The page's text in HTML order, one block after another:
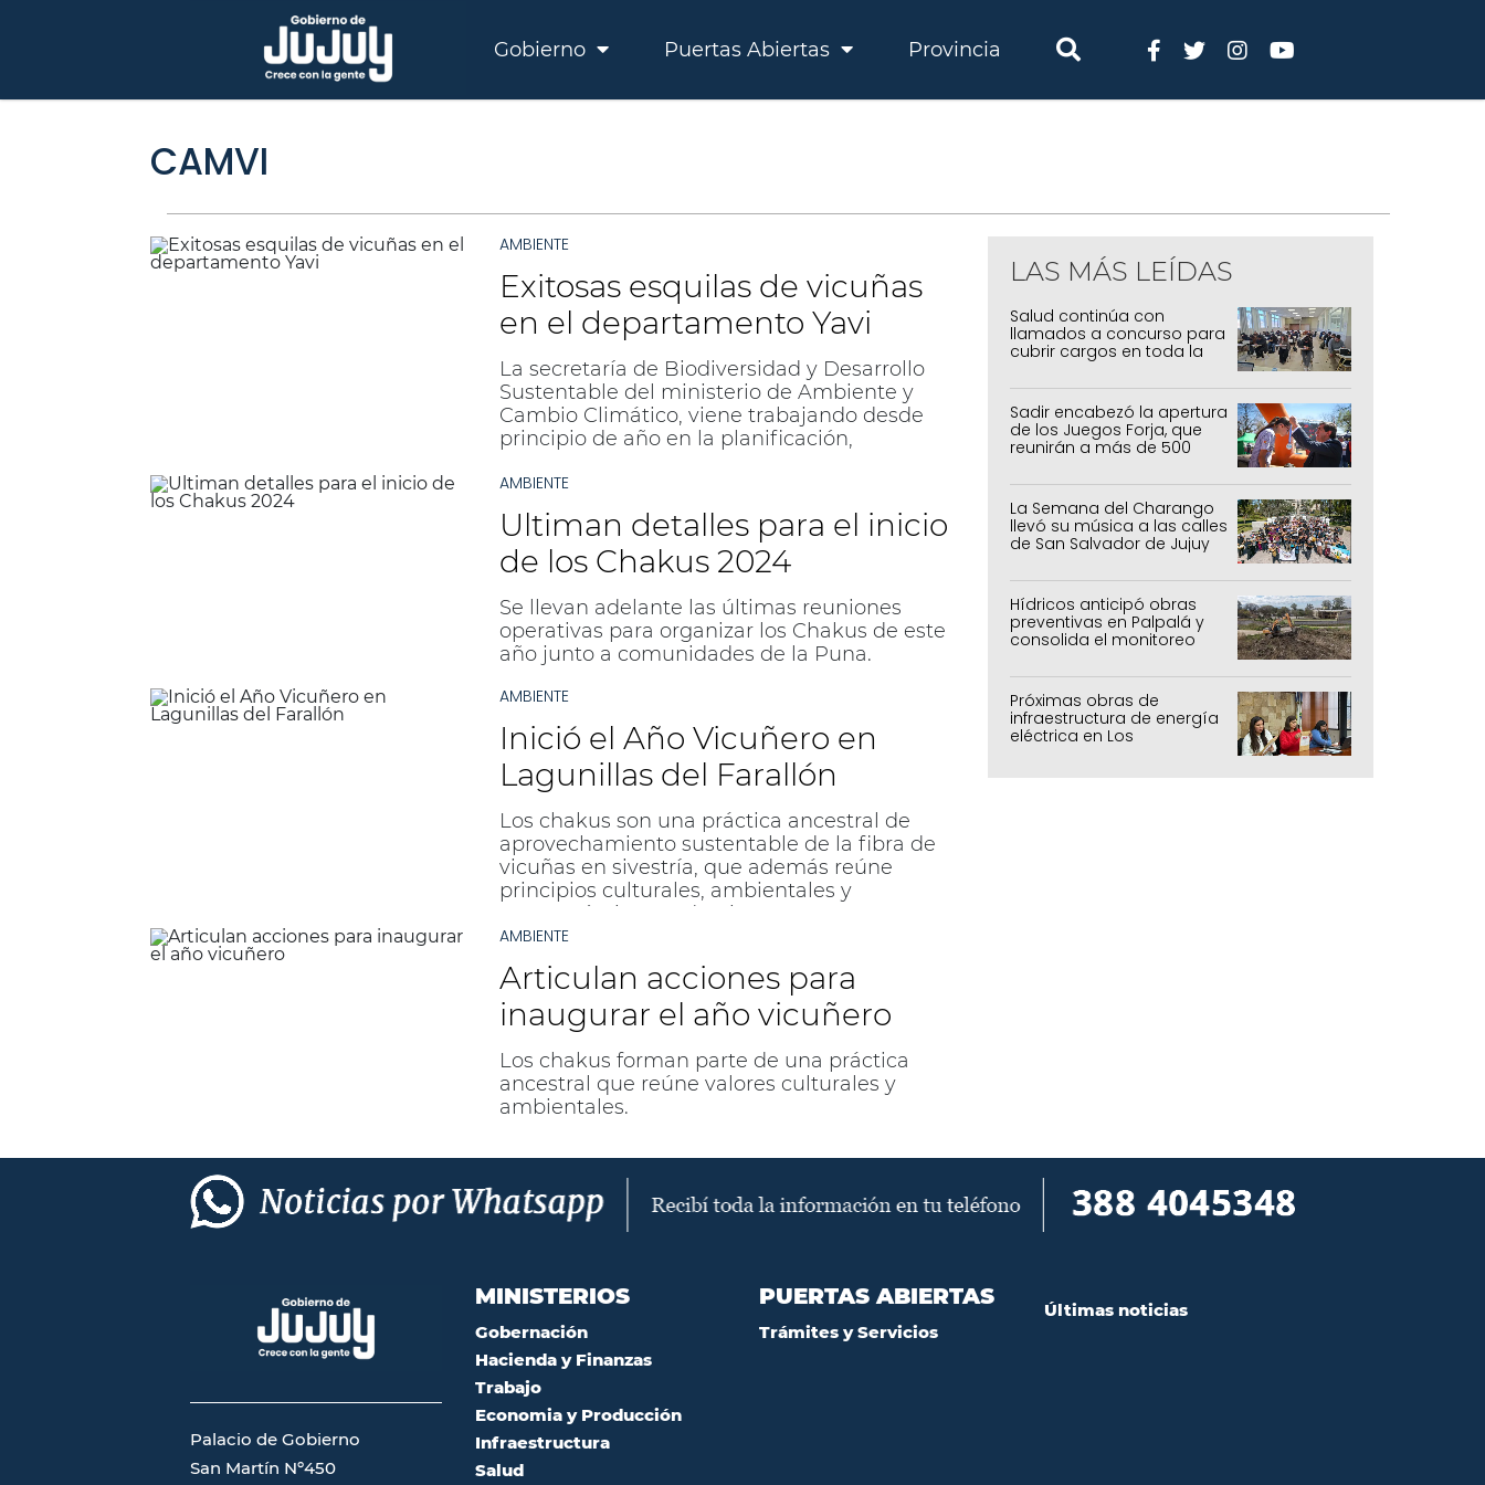
Gobierno Puertas Abiertas Provincia
CAMVI
AMBIENTE
Exitosas esquilas de vicuñas
en el departamento Yavi
La secretaría de Biodiversidad y Desarrollo
Sustentable del ministerio de Ambiente y
Cambio Climático, viene trabajando desde
principio de año en la planificación,
junto a las Comunidades Andinas
Manejadoras de Vicuña.
AMBIENTE
Ultiman detalles para el inicio
de los Chakus 2024
Se llevan adelante las últimas reuniones
operativas para organizar los Chakus de este
año junto a comunidades de la Puna.
AMBIENTE
Inició el Año Vicuñero en
Lagunillas del Farallón
Los chakus son una práctica ancestral de
aprovechamiento sustentable de la fibra de
vicuñas en sivestría, que además reúne
principios culturales, ambientales y
economómico-productivos.
AMBIENTE
Articulan acciones para
inaugurar el año vicuñero
Los chakus forman parte de una práctica
ancestral que reúne valores culturales y
ambientales.
LAS MÁS LEÍDAS
Salud continúa con
llamados a concurso para
cubrir cargos en toda la
Sadir encabezó la apertura
de los Juegos Forja, que
reunirán a más de 500
La Semana del Charango
llevó su música a las calles
de San Salvador de Jujuy
Hídricos anticipó obras
preventivas en Palpalá y
consolida el monitoreo
Próximas obras de
infraestructura de energía
eléctrica en Los
Palacio de Gobierno
San Martín Nº450
MINISTERIOS
Gobernación
Hacienda y Finanzas
Trabajo
Economia y Producción
Infraestructura
Salud
PUERTAS ABIERTAS
Trámites y Servicios
Últimas noticias